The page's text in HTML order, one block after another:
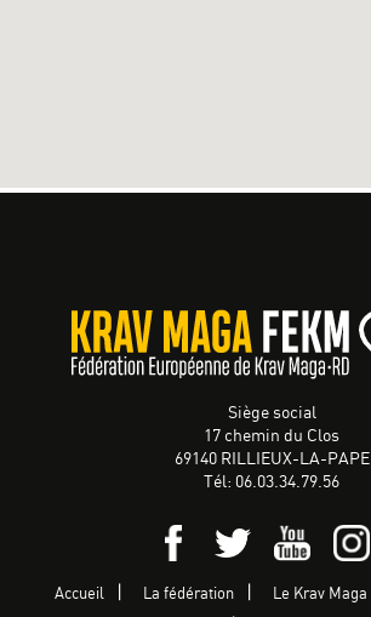
Siège social
17 chemin du Clos
69140 RILLIEUX-LA-PAPE
Tél: 06.03.34.79.56
Accueil La fédération Le Krav Maga